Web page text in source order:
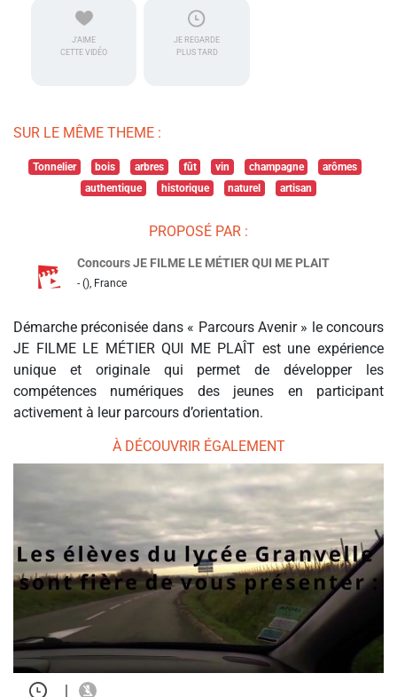
J'AIME
CETTE VIDÉO
JE REGARDE
PLUS TARD
SUR LE MÊME THEME :
Tonnelier bois arbres fût vin champagne
arômes
authentique
historique naturel artisan
PROPOSÉ PAR :
Concours JE FILME LE MÉTIER QUI ME PLAIT
- (), France
Démarche préconisée dans « Parcours Avenir » le concours
JE FILME LE MÉTIER QUI ME PLAÎT est une expérience
unique et originale qui permet de développer les
compétences numériques des jeunes en participant
activement à leur parcours d’orientation.
À DÉCOUVRIR ÉGALEMENT
|